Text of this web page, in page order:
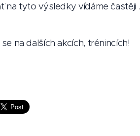
na tyto výsledky vídáme častěji .
na dalších akcích, trénincích!